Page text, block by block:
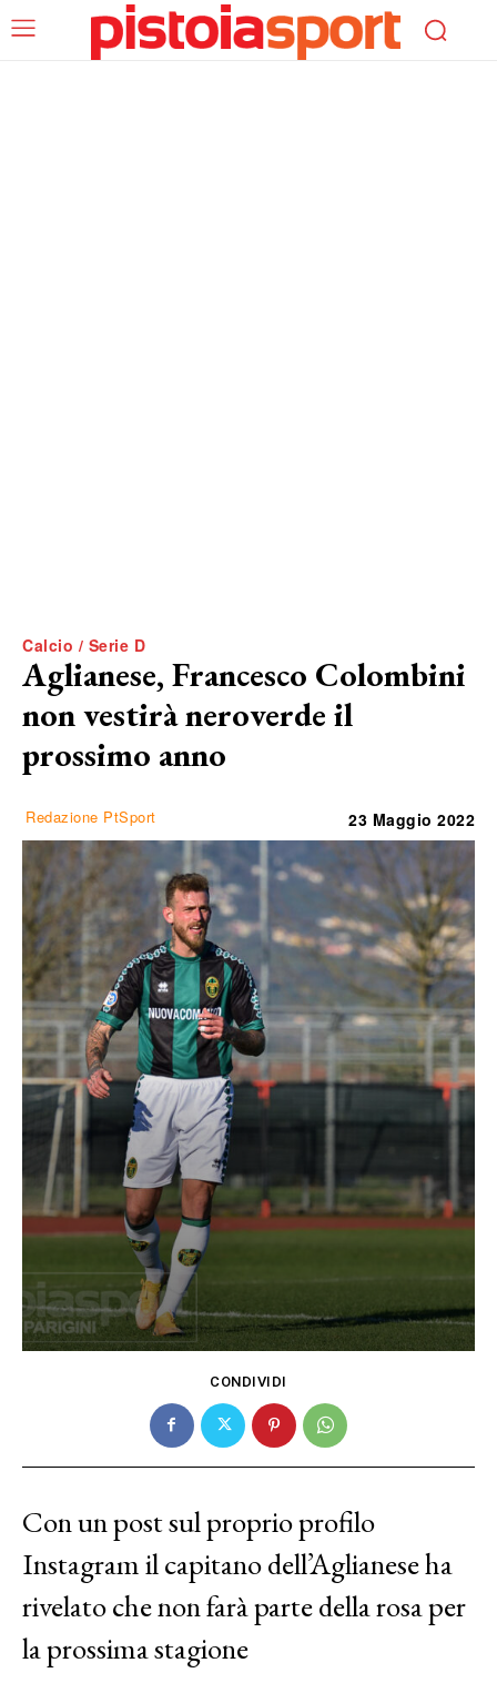
Calcio / Serie D
Aglianese, Francesco Colombini
non vestirà neroverde il
prossimo anno
Redazione PtSport 23 Maggio 2022
CONDIVIDI
Con un post sul proprio profilo
Instagram il capitano dell’Aglianese ha
rivelato che non farà parte della rosa per
la prossima stagione